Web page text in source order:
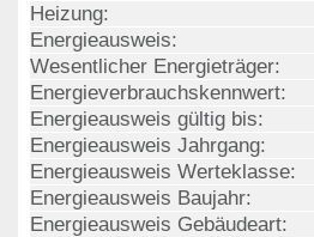
Heizung:
Energieausweis:
Wesentlicher Energieträger:
Energieverbrauchskennwert:
Energieausweis gültig bis:
Energieausweis Jahrgang:
Energieausweis Werteklasse:
Energieausweis Baujahr:
Energieausweis Gebäudeart: